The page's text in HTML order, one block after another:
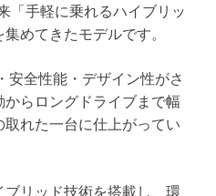
「手軽に乗れるハイブリッ
めてきたモデルです。
安全性能・デザイン性がさ
らロングドライブまで幅
れた一台に仕上がってい
リッド技術を搭載し、環